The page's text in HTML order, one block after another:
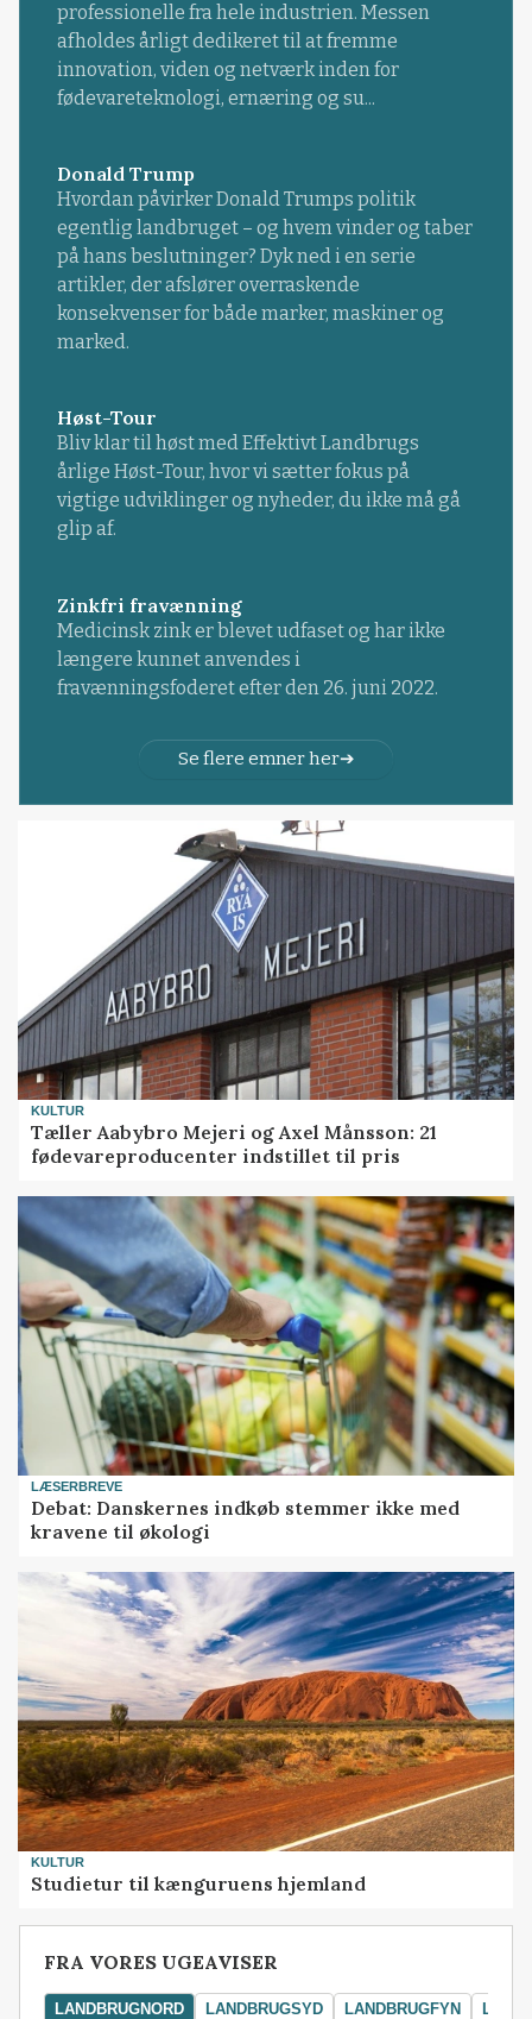
professionelle fra hele industrien. Messen
afholdes årligt dedikeret til at fremme
innovation, viden og netværk inden for
fødevareteknologi, ernæring og su...
Donald Trump
Hvordan påvirker Donald Trumps politik
egentlig landbruget – og hvem vinder og taber
på hans beslutninger? Dyk ned i en serie
artikler, der afslører overraskende
konsekvenser for både marker, maskiner og
marked.
Høst-Tour
Bliv klar til høst med Effektivt Landbrugs
årlige Høst-Tour, hvor vi sætter fokus på
vigtige udviklinger og nyheder, du ikke må gå
glip af.
Zinkfri fravænning
Medicinsk zink er blevet udfaset og har ikke
længere kunnet anvendes i
fravænningsfoderet efter den 26. juni 2022.
Se flere emner her
KULTUR
Tæller Aabybro Mejeri og Axel Månsson: 21
fødevareproducenter indstillet til pris
LÆSERBREVE
Debat: Danskernes indkøb stemmer ikke med
kravene til økologi
KULTUR
Studietur til kænguruens hjemland
FRA VORES UGEAVISER
LANDBRUGNORD LANDBRUGSYD LANDBRUGFYN